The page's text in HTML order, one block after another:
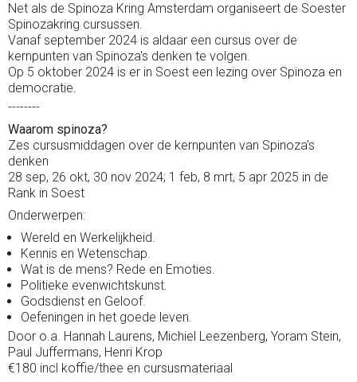
Net als de Spinoza Kring Amsterdam organiseert de Soester
Spinozakring cursussen.
Vanaf september 2024 is aldaar een cursus over de
kernpunten van Spinoza's denken te volgen.
Op 5 oktober 2024 is er in Soest een lezing over Spinoza en
democratie.
--------
Waarom spinoza?
Zes cursusmiddagen over de kernpunten van Spinoza’s
denken
28 sep, 26 okt, 30 nov 2024; 1 feb, 8 mrt, 5 apr 2025 in de
Rank in Soest
Onderwerpen:
Wereld en Werkelijkheid.
Kennis en Wetenschap.
Wat is de mens? Rede en Emoties.
Politieke evenwichtskunst.
Godsdienst en Geloof.
Oefeningen in het goede leven.
Door o.a. Hannah Laurens, Michiel Leezenberg, Yoram Stein,
Paul Juffermans, Henri Krop
€180 incl koffie/thee en cursusmateriaal